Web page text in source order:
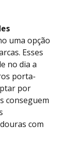
uma opção
Esses
no dia a
porta-
por
conseguem
com